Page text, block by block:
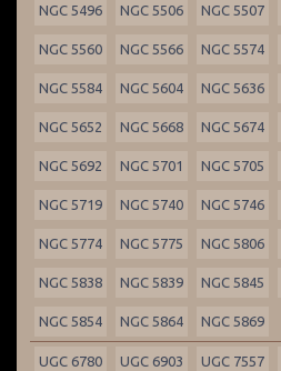
NGC 5496 NGC 5506 NGC 5507
NGC 5560 NGC 5566 NGC 5574
NGC 5584 NGC 5604 NGC 5636
NGC 5652 NGC 5668 NGC 5674
NGC 5692 NGC 5701 NGC 5705
NGC 5719 NGC 5740 NGC 5746
NGC 5774 NGC 5775 NGC 5806
NGC 5838 NGC 5839 NGC 5845
NGC 5854 NGC 5864 NGC 5869
UGC 6780 UGC 6903 UGC 7557